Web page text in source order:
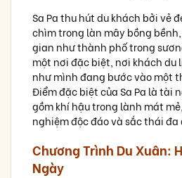
Sa Pa thu hút du khách bởi vẻ
chìm trong làn mây bồng
gian như thành phố trong
một nơi đặc biệt, nơi khách du
như mình đang bước vào một
Điểm đặc biệt của Sa Pa là tài
gồm khí hậu trong lành mát
nghiệm độc đáo và sắc thái đa
Chương Trình Du Xuân:
Ngày